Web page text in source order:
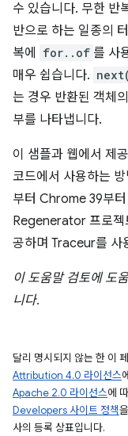
수 있습니다. 무한 반
반으로 하는 일종의
복에
for..of 를 사
매우 쉽습니다.
는 경우 반환된 객체의
부를 나타냅니다.
이 샘플과 웹에서 제
코드에서 사용하는
부터 Chrome 39부
Regenerator 프로젝
공하며 Traceur를 사
이 도움말 검토에 도
니다.
달리 명시되지 않는 한 이
Attribution 4.0 라이선스
Apache 2.0 라이선스에
Developers 사이트 정책
사의 등록 상표입니다.